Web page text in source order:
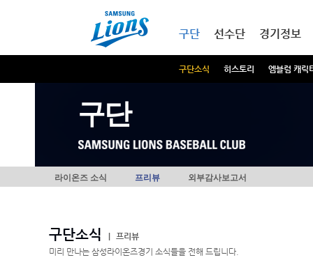
구단
구단소식 히스토리 엠블럼 캐릭
선수단 경기정보
구단
라이온즈 소식 프리뷰 외부감사보고서
구단소식
프리뷰
미리 만나는 삼성라이온즈경기 소식들을 전해 드립니다.